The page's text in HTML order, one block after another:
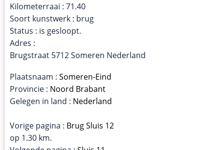
Kilometerraai : 71.40
Soort kunstwerk : brug
Status : is gesloopt.
Adres :
Brugstraat 5712 Someren Nederland
Plaatsnaam : Someren-Eind
Provincie : Noord Brabant
Gelegen in land : Nederland
Vorige pagina : Brug Sluis 12
op 1.30 km.